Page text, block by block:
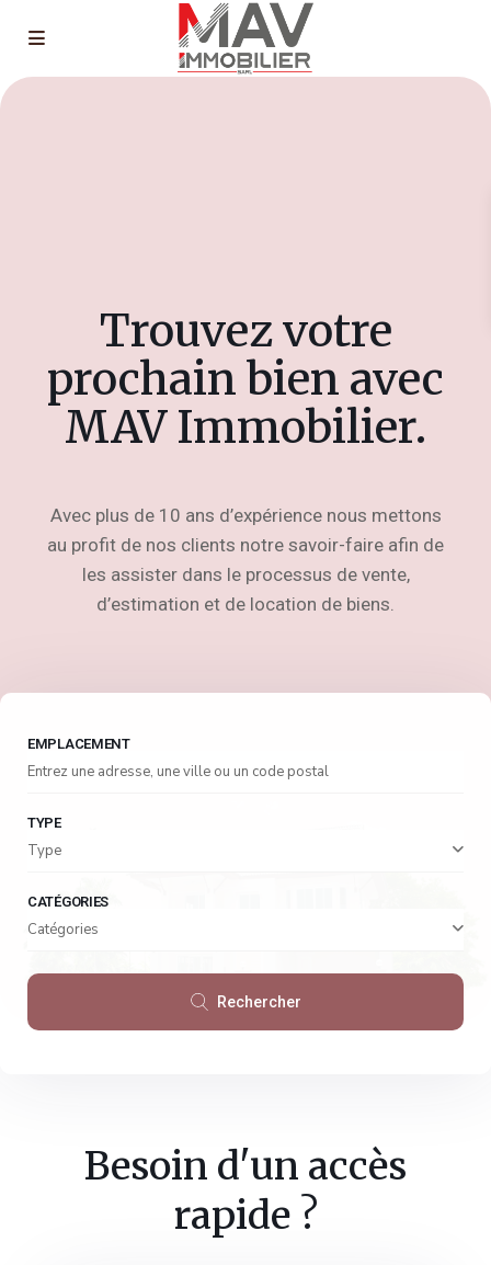
Trouvez votre
prochain bien avec
MAV Immobilier.
Avec plus de 10 ans d’expérience nous mettons
au profit de nos clients notre savoir-faire afin de
les assister dans le processus de vente,
d’estimation et de location de biens.
EMPLACEMENT
TYPE
Type
CATÉGORIES
Catégories
Rechercher
Besoin d'un accès
rapide ?